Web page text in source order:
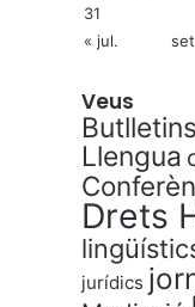
31
« jul.
Veus
Llengua
Drets
jurídics